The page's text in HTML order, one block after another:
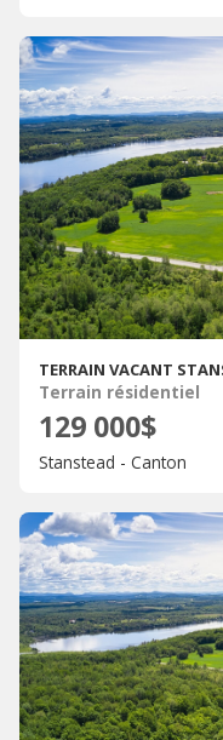
TERRAIN VACANT
Terrain résidentiel
129 000$
Stanstead - Canton